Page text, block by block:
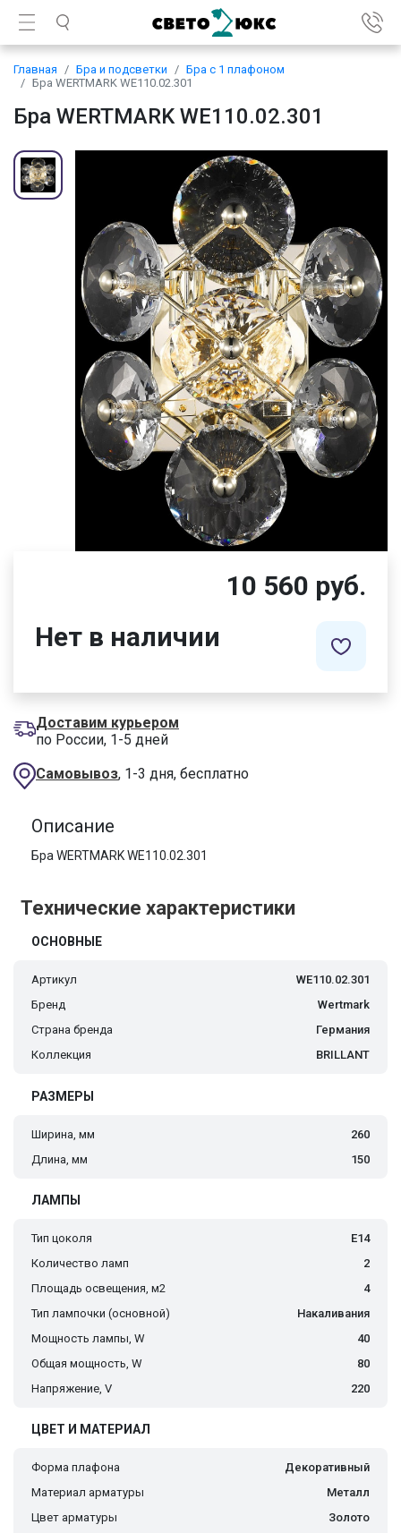
Главная Бра и подсветки
Бра с 1 плафоном
Бра WERTMARK WE110.02.301
Бра WERTMARK WE110.02.301
10 560 руб.
Нет в наличии
Доставим курьером
по России, 1-5 дней
Самовывоз, 1-3 дня, бесплатно
Описание
Бра WERTMARK WE110.02.301
Технические характеристики
ОСНОВНЫЕ
Артикул
WE110.02.301
Бренд
Wertmark
Страна бренда
Германия
Коллекция
BRILLANT
РАЗМЕРЫ
Ширина, мм
260
Длина, мм
150
ЛАМПЫ
Тип цоколя
E14
Количество ламп
2
Площадь освещения, м2
4
Тип лампочки (основной)
Накаливания
Мощность лампы, W
40
Общая мощность, W
80
Напряжение, V
220
ЦВЕТ И МАТЕРИАЛ
Форма плафона
Декоративный
Материал арматуры
Металл
Цвет арматуры
Золото